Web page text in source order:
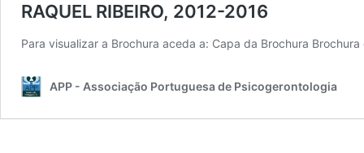
RAQUEL RIBEIRO, 2012-2016
Para visualizar a Brochura aceda a: Capa da Brochura
APP - Associação Portuguesa de Psicogerontologia